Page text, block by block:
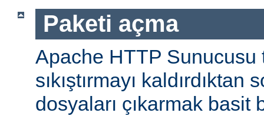
Paketi açma
Apache HTTP Sunucusu
sıkıştırmayı
dosyaları çıkarmak basit